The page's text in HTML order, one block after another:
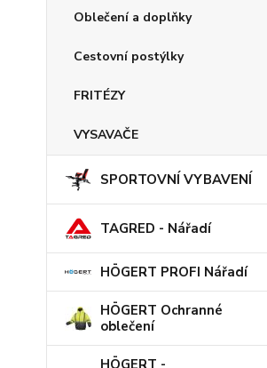
Oblečení a doplňky
Cestovní postýlky
FRITÉZY
VYSAVAČE
SPORTOVNÍ VYBAVENÍ
TAGRED - Nářadí
HÖGERT PROFI Nářadí
HÖGERT Ochranné
oblečení